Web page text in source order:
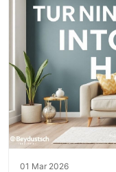
01 Mar 2026